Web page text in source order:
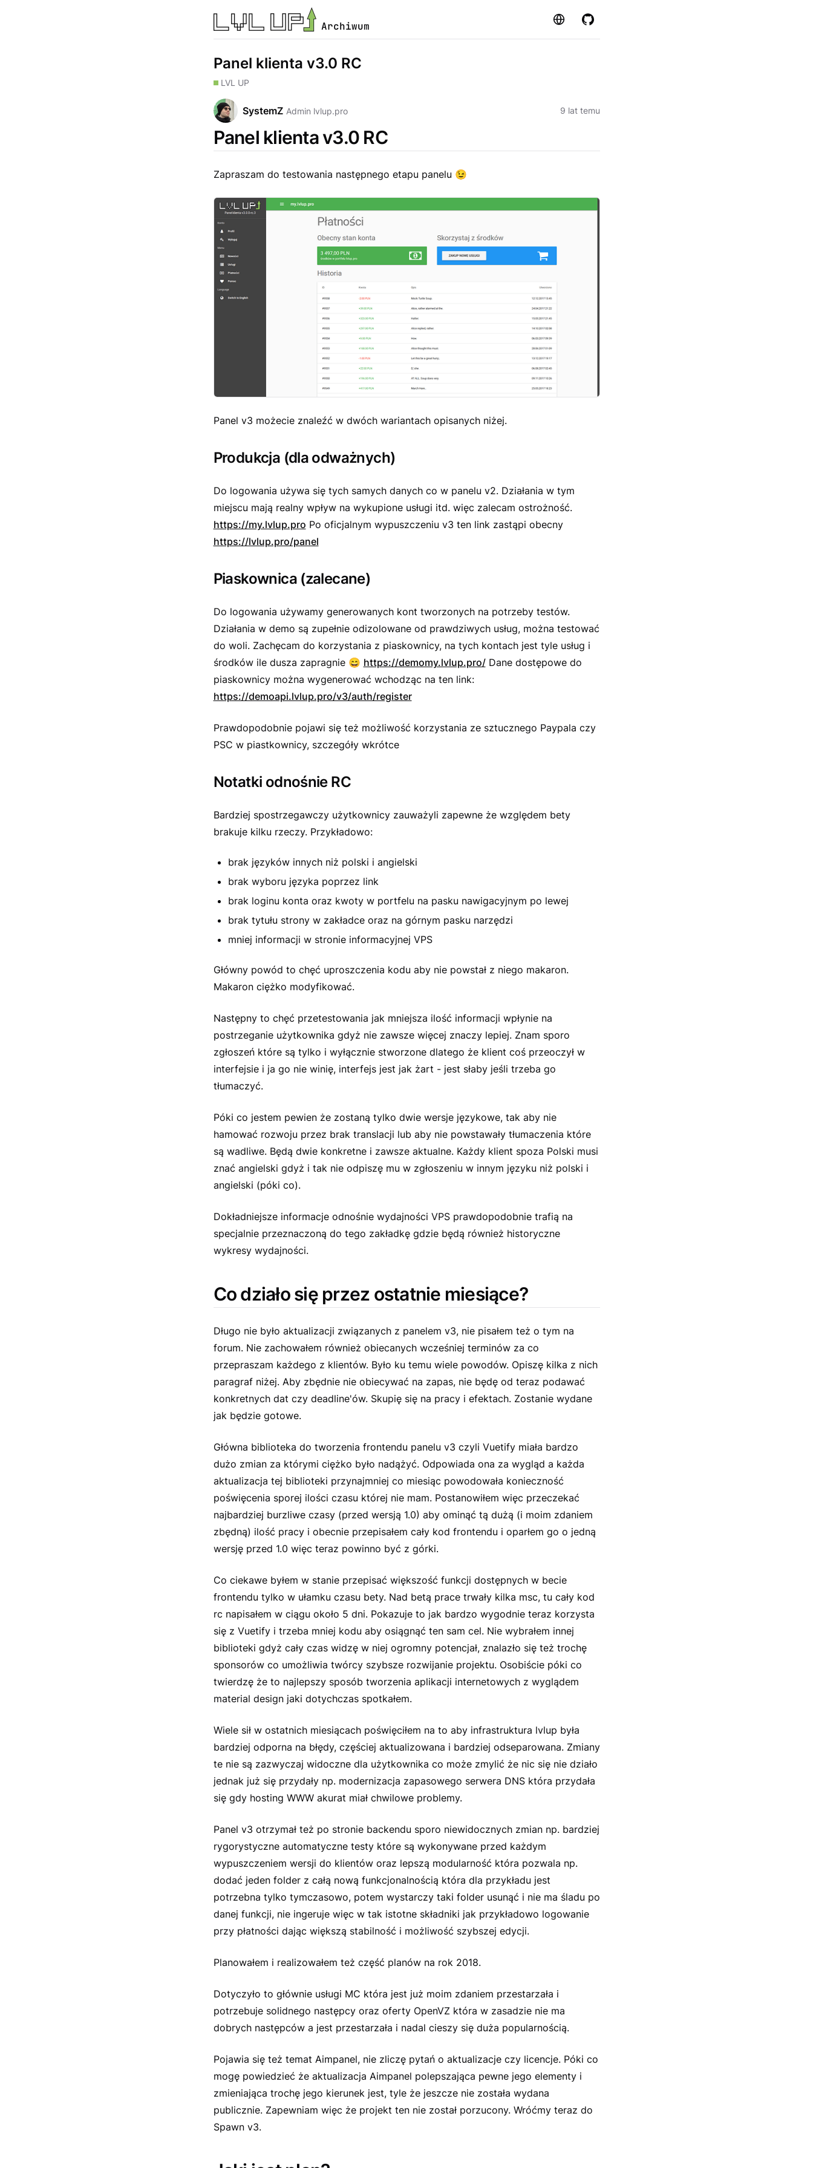
Archiwum Strona GitHub
Panel klienta v3.0 RC
LVL UP
SystemZ Admin lvlup.pro 9 lat temu
Panel klienta v3.0 RC
Zapraszam do testowania następnego etapu panelu 😉
Panel v3 możecie znaleźć w dwóch wariantach opisanych niżej.
Produkcja (dla odważnych)
Do logowania używa się tych samych danych co w panelu v2. Działania w tym
miejscu mają realny wpływ na wykupione usługi itd. więc zalecam ostrożność.
https://my.lvlup.pro Po oficjalnym wypuszczeniu v3 ten link zastąpi obecny
https://lvlup.pro/panel
Piaskownica (zalecane)
Do logowania używamy generowanych kont tworzonych na potrzeby testów.
Działania w demo są zupełnie odizolowane od prawdziwych usług, można testować
do woli. Zachęcam do korzystania z piaskownicy, na tych kontach jest tyle usług i
środków ile dusza zapragnie 😄 https://demomy.lvlup.pro/Dane dostępowe do
piaskownicy można wygenerować wchodząc na ten link:
https://demoapi.lvlup.pro/v3/auth/register
Prawdopodobnie pojawi się też możliwość korzystania ze sztucznego Paypala czy
PSC w piastkownicy, szczegóły wkrótce
Notatki odnośnie RC
Bardziej spostrzegawczy użytkownicy zauważyli zapewne że względem bety
brakuje kilku rzeczy. Przykładowo:
brak języków innych niż polski i angielski
brak wyboru języka poprzez link
brak loginu konta oraz kwoty w portfelu na pasku nawigacyjnym po lewej
brak tytułu strony w zakładce oraz na górnym pasku narzędzi
mniej informacji w stronie informacyjnej VPS
Główny powód to chęć uproszczenia kodu aby nie powstał z niego makaron.
Makaron ciężko modyfikować.
Następny to chęć przetestowania jak mniejsza ilość informacji wpłynie na
postrzeganie użytkownika gdyż nie zawsze więcej znaczy lepiej. Znam sporo
zgłoszeń które są tylko i wyłącznie stworzone dlatego że klient coś przeoczył w
interfejsie i ja go nie winię, interfejs jest jak żart - jest słaby jeśli trzeba go
tłumaczyć.
Póki co jestem pewien że zostaną tylko dwie wersje językowe, tak aby nie
hamować rozwoju przez brak translacji lub aby nie powstawały tłumaczenia które
są wadliwe. Będą dwie konkretne i zawsze aktualne. Każdy klient spoza Polski musi
znać angielski gdyż i tak nie odpiszę mu w zgłoszeniu w innym języku niż polski i
angielski (póki co).
Dokładniejsze informacje odnośnie wydajności VPS prawdopodobnie trafią na
specjalnie przeznaczoną do tego zakładkę gdzie będą również historyczne
wykresy wydajności.
Co działo się przez ostatnie miesiące?
Długo nie było aktualizacji związanych z panelem v3, nie pisałem też o tym na
forum. Nie zachowałem również obiecanych wcześniej terminów za co
przepraszam każdego z klientów. Było ku temu wiele powodów. Opiszę kilka z nich
paragraf niżej. Aby zbędnie nie obiecywać na zapas, nie będę od teraz podawać
konkretnych dat czy deadline'ów. Skupię się na pracy i efektach. Zostanie wydane
jak będzie gotowe.
Główna biblioteka do tworzenia frontendu panelu v3 czyli Vuetify miała bardzo
dużo zmian za którymi ciężko było nadążyć. Odpowiada ona za wygląd a każda
aktualizacja tej biblioteki przynajmniej co miesiąc powodowała konieczność
poświęcenia sporej ilości czasu której nie mam. Postanowiłem więc przeczekać
najbardziej burzliwe czasy (przed wersją 1.0) aby ominąć tą dużą (i moim zdaniem
zbędną) ilość pracy i obecnie przepisałem cały kod frontendu i oparłem go o jedną
wersję przed 1.0 więc teraz powinno być z górki.
Co ciekawe byłem w stanie przepisać większość funkcji dostępnych w becie
frontendu tylko w ułamku czasu bety. Nad betą prace trwały kilka msc, tu cały kod
rc napisałem w ciągu około 5 dni. Pokazuje to jak bardzo wygodnie teraz korzysta
się z Vuetify i trzeba mniej kodu aby osiągnąć ten sam cel. Nie wybrałem innej
biblioteki gdyż cały czas widzę w niej ogromny potencjał, znalazło się też trochę
sponsorów co umożliwia twórcy szybsze rozwijanie projektu. Osobiście póki co
twierdzę że to najlepszy sposób tworzenia aplikacji internetowych z wyglądem
material design jaki dotychczas spotkałem.
Wiele sił w ostatnich miesiącach poświęciłem na to aby infrastruktura lvlup była
bardziej odporna na błędy, częściej aktualizowana i bardziej odseparowana. Zmiany
te nie są zazwyczaj widoczne dla użytkownika co może zmylić że nic się nie działo
jednak już się przydały np. modernizacja zapasowego serwera DNS która przydała
się gdy hosting WWW akurat miał chwilowe problemy.
Panel v3 otrzymał też po stronie backendu sporo niewidocznych zmian np. bardziej
rygorystyczne automatyczne testy które są wykonywane przed każdym
wypuszczeniem wersji do klientów oraz lepszą modularność która pozwala np.
dodać jeden folder z całą nową funkcjonalnością która dla przykładu jest
potrzebna tylko tymczasowo, potem wystarczy taki folder usunąć i nie ma śladu po
danej funkcji, nie ingeruje więc w tak istotne składniki jak przykładowo logowanie
przy płatności dając większą stabilność i możliwość szybszej edycji.
Planowałem i realizowałem też część planów na rok 2018.
Dotyczyło to głównie usługi MC która jest już moim zdaniem przestarzała i
potrzebuje solidnego następcy oraz oferty OpenVZ która w zasadzie nie ma
dobrych następców a jest przestarzała i nadal cieszy się duża popularnością.
Pojawia się też temat Aimpanel, nie zliczę pytań o aktualizacje czy licencje. Póki co
mogę powiedzieć że aktualizacja Aimpanel polepszająca pewne jego elementy i
zmieniająca trochę jego kierunek jest, tyle że jeszcze nie została wydana
publicznie. Zapewniam więc że projekt ten nie został porzucony. Wróćmy teraz do
Spawn v3.